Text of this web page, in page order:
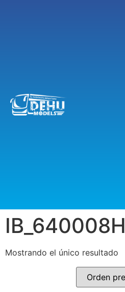
IB_640008H
Mostrando el único resultado